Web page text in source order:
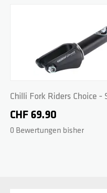
Chilli Fork Riders Choice -
160mm - Black
CHF 69.90
0 Bewertungen bisher